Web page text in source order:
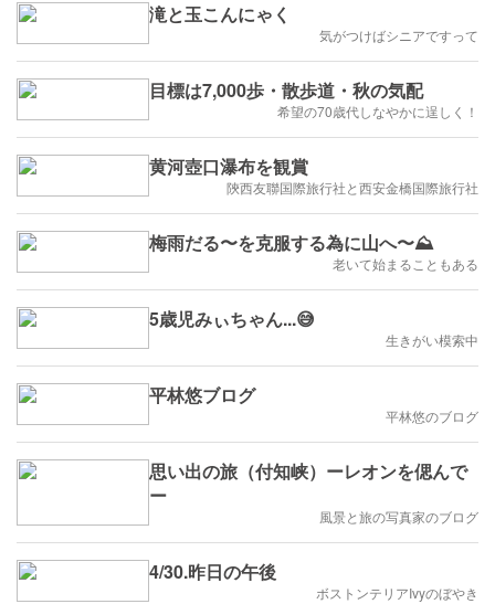
滝と玉こんにゃく
気がつけばシニアですって
目標は7,000歩・散歩道・秋の気配
希望の70歳代しなやかに逞しく！
黄河壺口瀑布を観賞
陝西友聯国際旅行社と西安金橋国際旅行社
梅雨だる〜を克服する為に山へ〜⛰️
老いて始まることもある
5歳児みぃちゃん...😅
生きがい模索中
平林悠ブログ
平林悠のブログ
思い出の旅（付知峡）ーレオンを偲んで
ー
風景と旅の写真家のブログ
4/30.昨日の午後
ボストンテリアIvyのぼやき